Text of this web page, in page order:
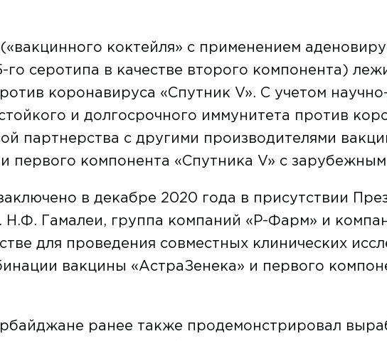
коктейля» с применением
серотипа в качестве второго компонента)
коронавируса «Спутник V». С учетом
и долгосрочного иммунитета против
партнерства с другими производителями
первого компонента «Спутника V» с
в декабре 2020 года в присутствии
Гамалеи, группа компаний «Р-Фарм» и
для проведения совместных клинических
вакцины «АстраЗенека» и первого
ранее также продемонстрировал